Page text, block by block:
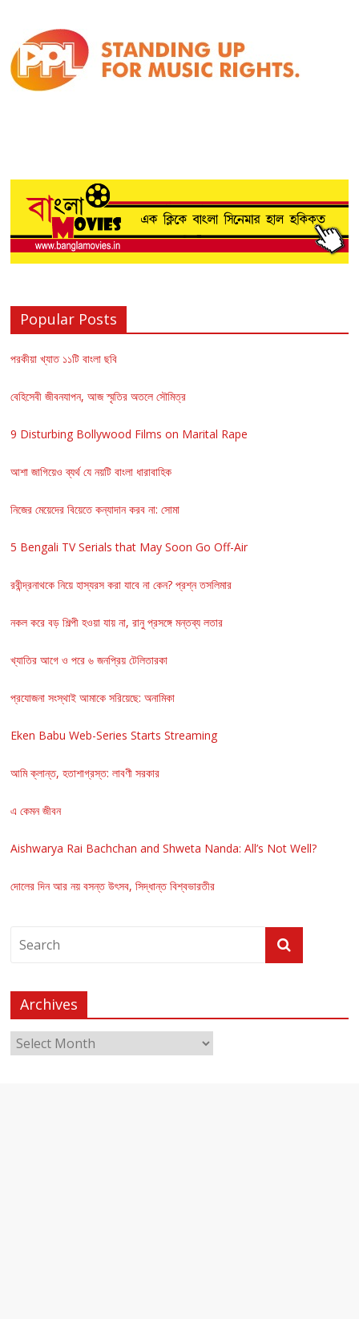
Popular Posts
পরকীয়া খ্যাত ১১টি বাংলা ছবি
বেহিসেবী জীবনযাপন, আজ স্মৃতির অতলে সৌমিত্র
9 Disturbing Bollywood Films on Marital Rape
আশা জাগিয়েও ব্যর্থ যে নয়টি বাংলা ধারাবাহিক
নিজের মেয়েদের বিয়েতে কন্যাদান করব না: সোমা
5 Bengali TV Serials that May Soon Go Off-Air
রবীন্দ্রনাথকে নিয়ে হাস্যরস করা যাবে না কেন? প্রশ্ন তসলিমার
নকল করে বড় শিল্পী হওয়া যায় না, রানু প্রসঙ্গে মন্তব্য লতার
খ্যাতির আগে ও পরে ৬ জনপ্রিয় টেলিতারকা
প্রযোজনা সংস্থাই আমাকে সরিয়েছে: অনামিকা
Eken Babu Web-Series Starts Streaming
আমি ক্লান্ত, হতাশাগ্রস্ত: লাবণী সরকার
এ কেমন জীবন
Aishwarya Rai Bachchan and Shweta Nanda: All’s Not Well?
দোলের দিন আর নয় বসন্ত উৎসব, সিদ্ধান্ত বিশ্বভারতীর
Archives